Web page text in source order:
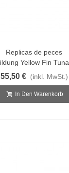
Replicas de peces
Yellow Fin
55,50 € (inkl. MwSt.)
In Den Warenkorb